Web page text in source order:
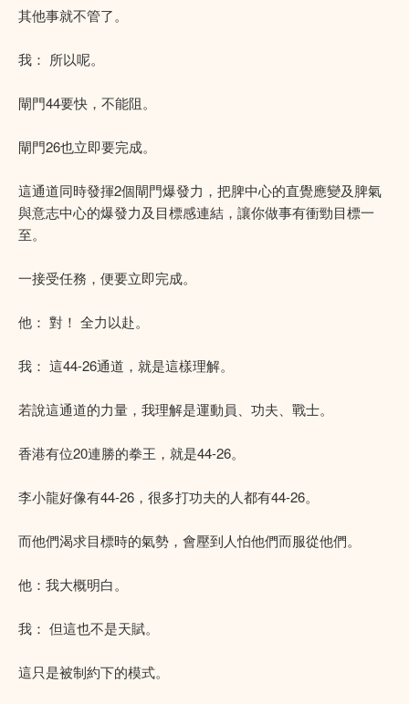
其他事就不管了。
我： 所以呢。
閘門44要快，不能阻。
閘門26也立即要完成。
這通道同時發揮2個閘門爆發力，把脾中心的直覺應變及脾氣
與意志中心的爆發力及目標感連結，讓你做事有衝勁目標一
至。
一接受任務，便要立即完成。
他： 對！ 全力以赴。
我： 這44-26通道，就是這樣理解。
若說這通道的力量，我理解是運動員、功夫、戰士。
香港有位20連勝的拳王，就是44-26。
李小龍好像有44-26，很多打功夫的人都有44-26。
而他們渴求目標時的氣勢，會壓到人怕他們而服從他們。
他：我大概明白。
我： 但這也不是天賦。
這只是被制約下的模式。